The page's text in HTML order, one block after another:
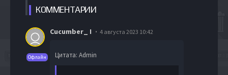
КОММЕНТАРИИ
Офлайн
Cucumber_ I 4 августа 2023 10:42
Цитата: Admin